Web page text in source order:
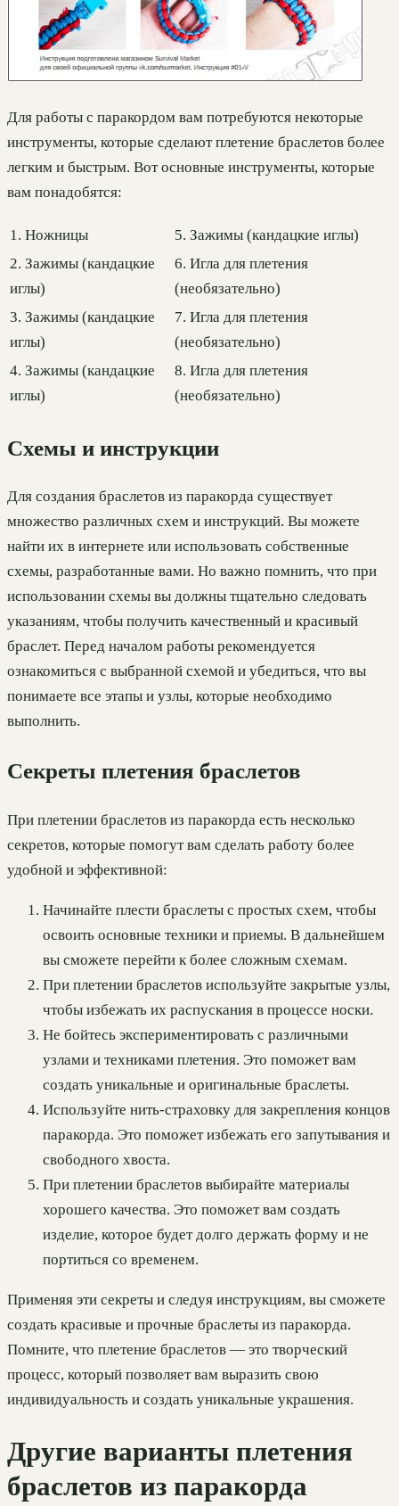
Для работы с паракордом вам потребуются некоторые
инструменты, которые сделают плетение браслетов более
легким и быстрым. Вот основные инструменты, которые
вам понадобятся:
1. Ножницы
5. Зажимы (кандацкие иглы)
2. Зажимы (кандацкие
иглы)
6. Игла для плетения
(необязательно)
3. Зажимы (кандацкие
иглы)
7. Игла для плетения
(необязательно)
4. Зажимы (кандацкие
иглы)
8. Игла для плетения
(необязательно)
Схемы и инструкции
Для создания браслетов из паракорда существует
множество различных схем и инструкций. Вы можете
найти их в интернете или использовать собственные
схемы, разработанные вами. Но важно помнить, что при
использовании схемы вы должны тщательно следовать
указаниям, чтобы получить качественный и красивый
браслет. Перед началом работы рекомендуется
ознакомиться с выбранной схемой и убедиться, что вы
понимаете все этапы и узлы, которые необходимо
выполнить.
Секреты плетения браслетов
При плетении браслетов из паракорда есть несколько
секретов, которые помогут вам сделать работу более
удобной и эффективной:
Начинайте плести браслеты с простых схем, чтобы
освоить основные техники и приемы. В дальнейшем
вы сможете перейти к более сложным схемам.
При плетении браслетов используйте закрытые узлы,
чтобы избежать их распускания в процессе носки.
Не бойтесь экспериментировать с различными
узлами и техниками плетения. Это поможет вам
создать уникальные и оригинальные браслеты.
Используйте нить-страховку для закрепления концов
паракорда. Это поможет избежать его запутывания и
свободного хвоста.
При плетении браслетов выбирайте материалы
хорошего качества. Это поможет вам создать
изделие, которое будет долго держать форму и не
портиться со временем.
Применяя эти секреты и следуя инструкциям, вы сможете
создать красивые и прочные браслеты из паракорда.
Помните, что плетение браслетов — это творческий
процесс, который позволяет вам выразить свою
индивидуальность и создать уникальные украшения.
Другие варианты плетения
браслетов из паракорда